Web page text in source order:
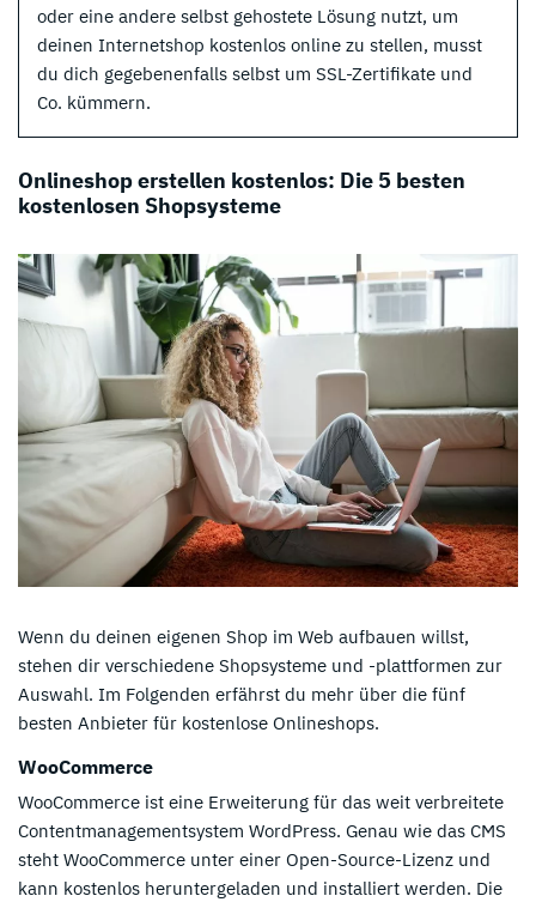
oder eine andere selbst gehostete Lösung nutzt, um
deinen Internetshop kostenlos online zu stellen, musst
du dich gegebenenfalls selbst um SSL-Zertifikate und
Co. kümmern.
Onlineshop erstellen kostenlos: Die 5 besten
kostenlosen Shopsysteme
Wenn du deinen eigenen Shop im Web aufbauen willst,
stehen dir verschiedene Shopsysteme und -plattformen zur
Auswahl. Im Folgenden erfährst du mehr über die fünf
besten Anbieter für kostenlose Onlineshops.
WooCommerce
WooCommerce ist eine Erweiterung für das weit verbreitete
Contentmanagementsystem WordPress. Genau wie das CMS
steht WooCommerce unter einer Open-Source-Lizenz und
kann kostenlos heruntergeladen und installiert werden. Die